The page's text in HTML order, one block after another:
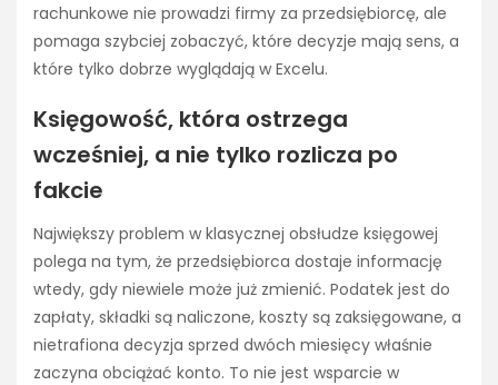
rachunkowe nie prowadzi firmy za przedsiębiorcę, ale
pomaga szybciej zobaczyć, które decyzje mają sens, a
które tylko dobrze wyglądają w Excelu.
Księgowość, która ostrzega
wcześniej, a nie tylko rozlicza po
fakcie
Największy problem w klasycznej obsłudze księgowej
polega na tym, że przedsiębiorca dostaje informację
wtedy, gdy niewiele może już zmienić. Podatek jest do
zapłaty, składki są naliczone, koszty są zaksięgowane, a
nietrafiona decyzja sprzed dwóch miesięcy właśnie
zaczyna obciążać konto. To nie jest wsparcie w